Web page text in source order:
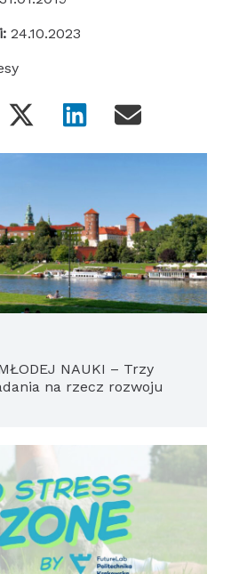
24.10.2023
NAUKI – Trzy
na rzecz rozwoju